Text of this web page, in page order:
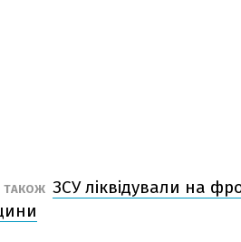
ТАКОЖ ЗСУ ліквідували на